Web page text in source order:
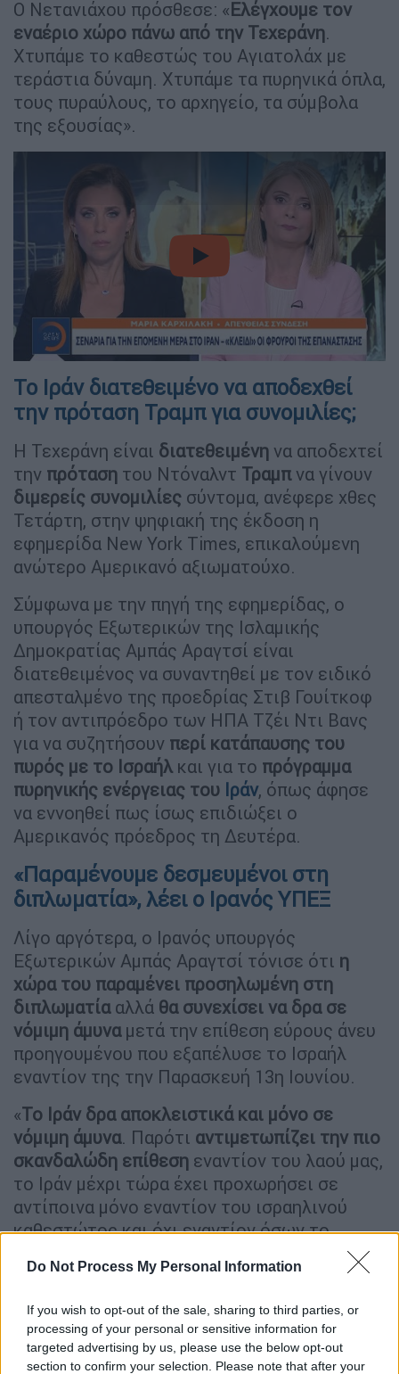
Do Not Process My Personal Information
If you wish to opt-out of the sale, sharing to third parties, or
processing of your personal or sensitive information for
targeted advertising by us, please use the below opt-out
section to confirm your selection. Please note that after your
Ο Νετανιάχου πρόσθεσε: «Ελέγχουμε τον
εναέριο χώρο πάνω από την Τεχεράνη.
Χτυπάμε το καθεστώς του Αγιατολάχ με
τεράστια δύναμη. Χτυπάμε τα πυρηνικά όπλα,
τους πυραύλους, το αρχηγείο, τα σύμβολα
της εξουσίας».
video
Το Ιράν διατεθειμένο να αποδεχθεί
την πρόταση Τραμπ για συνομιλίες;
Η Τεχεράνη είναι διατεθειμένη να αποδεχτεί
την πρόταση του Ντόναλντ Τραμπνα γίνουν
διμερείς συνομιλίες σύντομα, ανέφερε χθες
Τετάρτη, στην ψηφιακή της έκδοση η
εφημερίδα New York Times, επικαλούμενη
ανώτερο Αμερικανό αξιωματούχο.
Σύμφωνα με την πηγή της εφημερίδας, ο
υπουργός Εξωτερικών της Ισλαμικής
Δημοκρατίας Αμπάς Αραγτσί είναι
διατεθειμένος να συναντηθεί με τον ειδικό
απεσταλμένο της προεδρίας Στιβ Γουίτκοφ
ή τον αντιπρόεδρο των ΗΠΑ Τζέι Ντι Βανς
για να συζητήσουν περί κατάπαυσης του
πυρός με το Ισραήλ και για το πρόγραμμα
πυρηνικής ενέργειας του Ιράν, όπως άφησε
να εννοηθεί πως ίσως επιδιώξει ο
Αμερικανός πρόεδρος τη Δευτέρα.
«Παραμένουμε δεσμευμένοι στη
διπλωματία», λέει ο Ιρανός ΥΠΕΞ
Λίγο αργότερα, ο Ιρανός υπουργός
Εξωτερικών Αμπάς Αραγτσί τόνισε ότι η
χώρα του παραμένει προσηλωμένη στη
διπλωματίααλλά θα συνεχίσει να δρα σε
νόμιμη άμυναμετά την επίθεση εύρους άνευ
προηγουμένου που εξαπέλυσε το Ισραήλ
εναντίον της την Παρασκευή 13η Ιουνίου.
«Το Ιράν δρα αποκλειστικά και μόνο σε
νόμιμη άμυνα. Παρότι αντιμετωπίζει την πιο
σκανδαλώδη επίθεση εναντίον του λαού μας,
το Ιράν μέχρι τώρα έχει προχωρήσει σε
αντίποινα μόνο εναντίον του ισραηλινού
καθεστώτος και όχι εναντίον όσων το
βοηθούν και το υποστηρίζουν», τόνισε ο κ.
Αραγτσί μέσω X.
By now, the whole world should know
that: